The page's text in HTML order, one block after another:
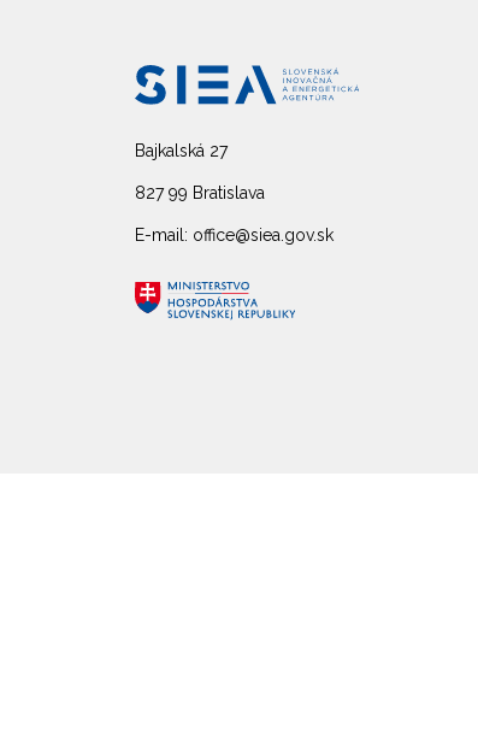
Bajkalská 27
827 99 Bratislava
E-mail: office@siea.gov.sk